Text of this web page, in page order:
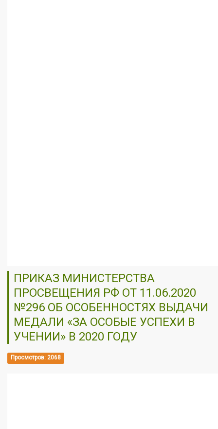
ПРИКАЗ МИНИСТЕРСТВА
ПРОСВЕЩЕНИЯ РФ ОТ 11.06.2020
№296 ОБ ОСОБЕННОСТЯХ ВЫДАЧИ
МЕДАЛИ «ЗА ОСОБЫЕ УСПЕХИ В
УЧЕНИИ» В 2020 ГОДУ
Просмотров: 2068